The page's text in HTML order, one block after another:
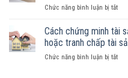
là
hôn
hôn
tài
sản
điều
tế
hơn
Chức năng bình luận bị tắtở
ly
hôn
khi
hôn
Cách chứng minh tài
hoặc tranh chấp tài
Chức năng bình luận bị tắtở